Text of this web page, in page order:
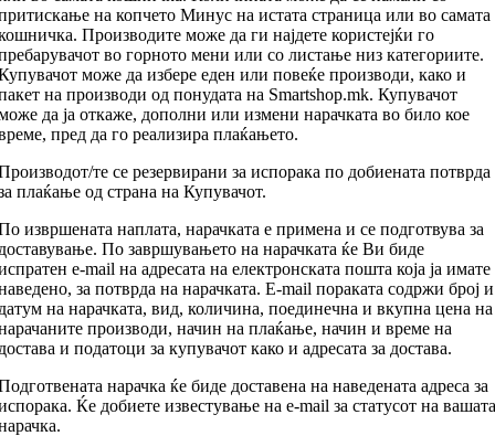
на копчето Минус на истата страница или во самата
Производите може да ги најдете користејќи го
во горното мени или со листање низ категориите.
може да избере еден или повеќе производи, како и
на производи од понудата на Smartshop.mk. Купувачот
да ја откаже, дополни или измени нарачката во било кое
пред да го реализира плаќањето.
те се резервирани за испорака по добиената потврда
плаќање од страна на Купувачот.
извршената наплата, нарачката е примена и се подготвува за
По завршувањето на нарачката ќе Ви биде
e-mail на адресата на електронската пошта која ја имате
за потврда на нарачката. E-mail пораката содржи број и
на нарачката, вид, количина, поединечна и вкупна цена на
производи, начин на плаќање, начин и време на
и податоци за купувачот како и адресата за достава.
нарачка ќе биде доставена на наведената адреса за
Ќе добиете известување на e-mail за статусот на вашата